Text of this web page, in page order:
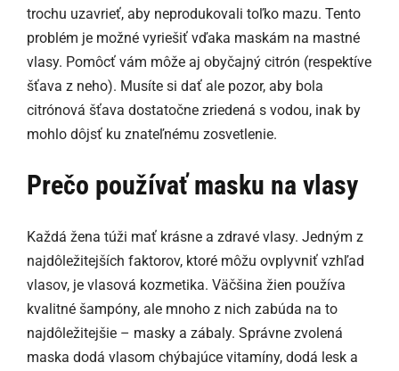
trochu uzavrieť, aby neprodukovali toľko mazu. Tento
problém je možné vyriešiť vďaka maskám na mastné
vlasy. Pomôcť vám môže aj obyčajný citrón (respektíve
šťava z neho). Musíte si dať ale pozor, aby bola
citrónová šťava dostatočne zriedená s vodou, inak by
mohlo dôjsť ku znateľnému zosvetlenie.
Prečo používať masku na vlasy
Každá žena túži mať krásne a zdravé vlasy. Jedným z
najdôležitejších faktorov, ktoré môžu ovplyvniť vzhľad
vlasov, je vlasová kozmetika. Väčšina žien používa
kvalitné šampóny, ale mnoho z nich zabúda na to
najdôležitejšie – masky a zábaly. Správne zvolená
maska dodá vlasom chýbajúce vitamíny, dodá lesk a